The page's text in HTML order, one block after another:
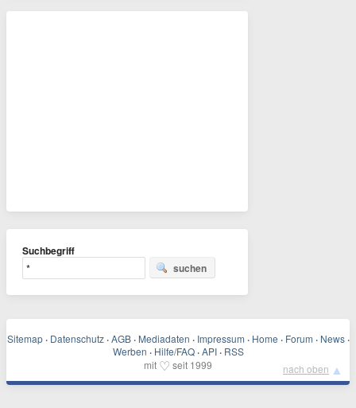
Suchbegriff
suchen
Sitemap · Datenschutz · AGB · Mediadaten · Impressum · Home · Forum · News ·
Werben · Hilfe/FAQ · API · RSS
mit ♡ seit 1999 nach oben ▲